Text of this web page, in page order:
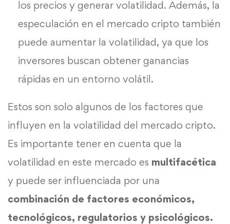
los precios y generar volatilidad. Además, la
especulación en el mercado cripto también
puede aumentar la volatilidad, ya que los
inversores buscan obtener ganancias
rápidas en un entorno volátil.
Estos son solo algunos de los factores que
influyen en la volatilidad del mercado cripto.
Es importante tener en cuenta que la
volatilidad en este mercado es multifacética
y puede ser influenciada por una
combinación de factores económicos,
tecnológicos, regulatorios y psicológicos.